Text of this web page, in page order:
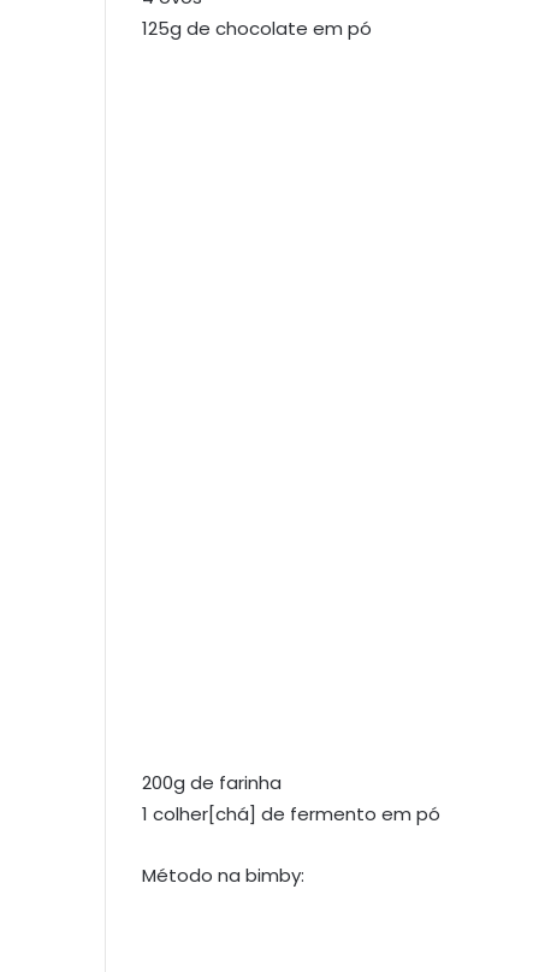
125g de chocolate em pó
200g de farinha
1 colher[chá] de fermento em pó
Método na bimby: